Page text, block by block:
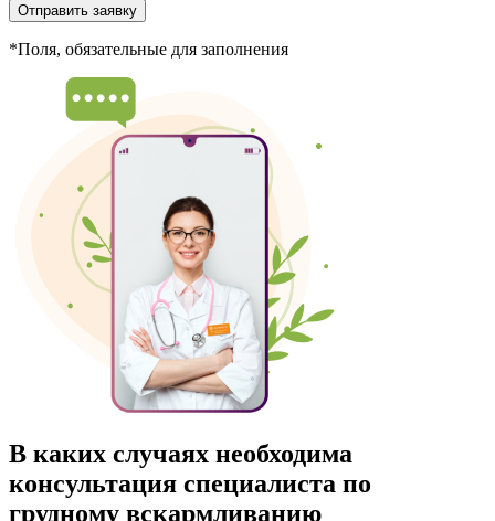
Отправить заявку
*Поля, обязательные для заполнения
В каких случаях необходима
консультация специалиста по
грудному вскармливанию